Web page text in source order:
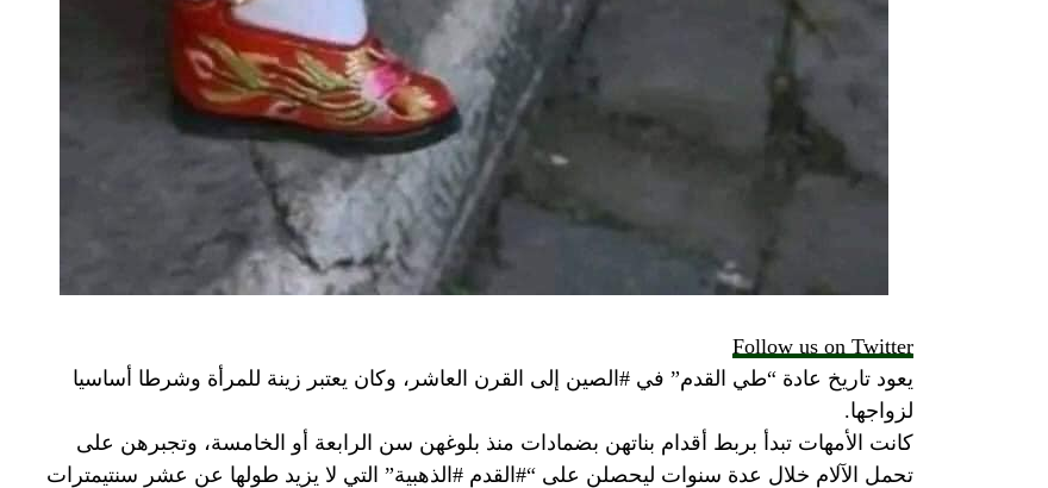
Follow us on Twitter
يعود تاريخ عادة “طي القدم” في #الصين إلى القرن العاشر، وكان يعتبر زينة للمرأة وشرطا أساسيا
لزواجها.
كانت الأمهات تبدأ بربط أقدام بناتهن بضمادات منذ بلوغهن سن الرابعة أو الخامسة، وتجبرهن على
تحمل الآلام خلال عدة سنوات ليحصلن على “#القدم #الذهبية” التي لا يزيد طولها عن عشر سنتيمترات